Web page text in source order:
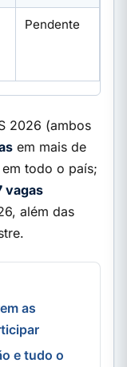
Pendente
2026 (ambos
em mais de
todo o país;
vagas
além das
as
e tudo o